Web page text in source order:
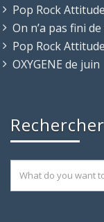
Pop Rock
On n’a pas fini
Pop Rock
OXYGENE de juin
Rechercher